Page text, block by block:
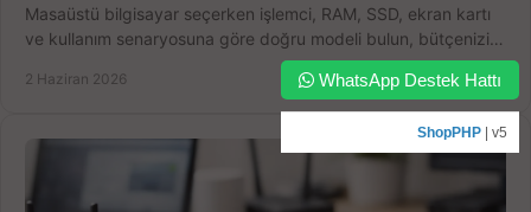
Masaüstü bilgisayar seçerken işlemci, RAM, SSD, ekran kartı
ve kullanım senaryosuna göre doğru modeli bulun, bütçenizi
2 Haziran 2026 WhatsApp Destek Hattı
ShopPHP | v5